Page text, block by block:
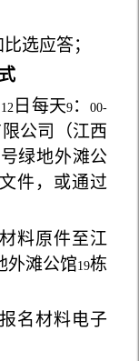
选应答；
12 日每天9：00-
公司（江西
号绿地外滩公
件，或通过
料原件至江
外滩公馆19栋
名材料电子